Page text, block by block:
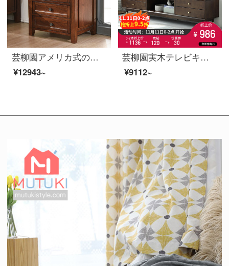
芸柳園アメリカ式のロッカー、木の斗箱、洋式の寝室の引き出し棚、客間の小斗棚収納棚、軽い贅沢品四引き出しです。
¥12943~
芸柳園実木テレビキャビネットサイドキャビネットセット現代簡約テレビキャビネット家庭用ロッカー【軽贅沢品】ブラス銅アクセサリー+ゴム木【1.5メートルテレビキャビネット】
¥9112~